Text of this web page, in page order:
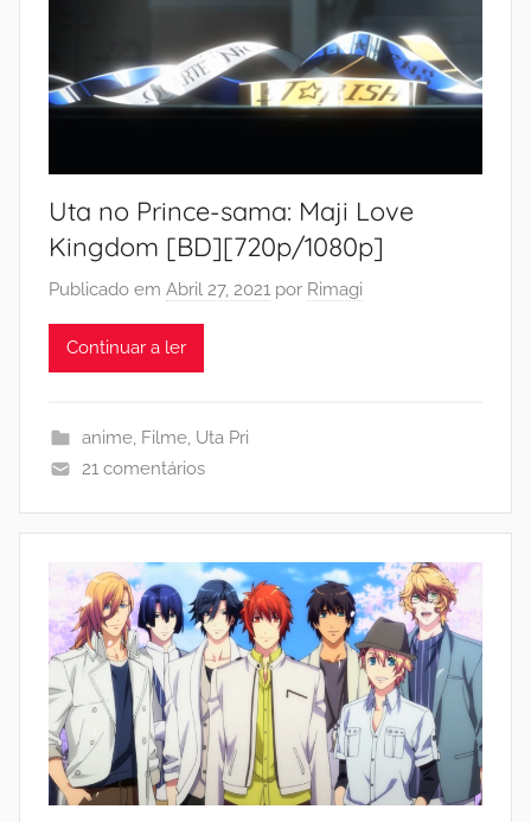
Uta no Prince-sama: Maji Love
Kingdom [BD][720p/1080p]
Publicado em Abril 27, 2021 por Rimagi
Continuar a ler
anime, Filme, Uta Pri
21 comentários